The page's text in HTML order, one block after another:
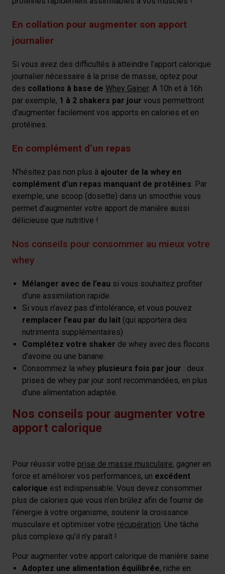
En collation pour augmenter son apport
journalier
Si vous avez des difficultés à atteindre l’apport calorique
journalier nécessaire à la prise de masse, optez pour
des collations à base de Whey Gainer. A 10h et à 16h
par exemple, 1 à 2 shakers par jour vous permettront
d’augmenter facilement vos apports en calories et en
protéines.
En complément d’un repas
N’hésitez pas non plus à ajouter de la whey en
complément d’un repas manquant de protéines. Par
exemple, une scoop (dosette) dans un smoothie vous
permet d’augmenter votre apport de manière aussi
délicieuse que nutritive !
Nos conseils pour consommer au mieux votre
whey
Mélanger avec de l’eau si vous souhaitez profiter
d’une assimilation rapide.
Si vous n’avez pas d’intolérance, et vous pouvez
remplacer l’eau par du lait (qui apportera des
nutriments supplémentaires)
Complétez votre shaker de whey avec des flocons
d’avoine ou une banane.
Consommez la whey plusieurs fois par jour : deux
prises de whey par jour sont recommandées, en plus
d’une alimentation adaptée.
Nos conseils pour augmenter votre
apport calorique
Pour réussir votre prise de masse musculaire, gagner en
force et améliorer vos performances, un excédent
calorique est indispensable. Vous devez consommer
plus de calories que vous n’en brûlez afin de fournir de
l’énergie à votre organisme, soutenir la croissance
musculaire et optimiser votre récupération. Une tâche
plus complexe qu’il n’y paraît !
Pour augmenter votre apport calorique de manière saine :
Adoptez une alimentation équilibrée, riche en